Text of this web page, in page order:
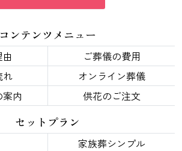
コンテンツメニュー
ご葬儀の費用
れ
オンライン葬儀
内
供花のご注文
セットプラン
家族葬シンプル